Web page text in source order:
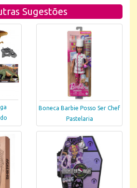
Sugestões
Boneca Barbie Posso Ser Chef
Pastelaria